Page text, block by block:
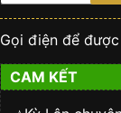
Rolex
Date
vàng
khối
số
Gọi điện để
CAM KẾT